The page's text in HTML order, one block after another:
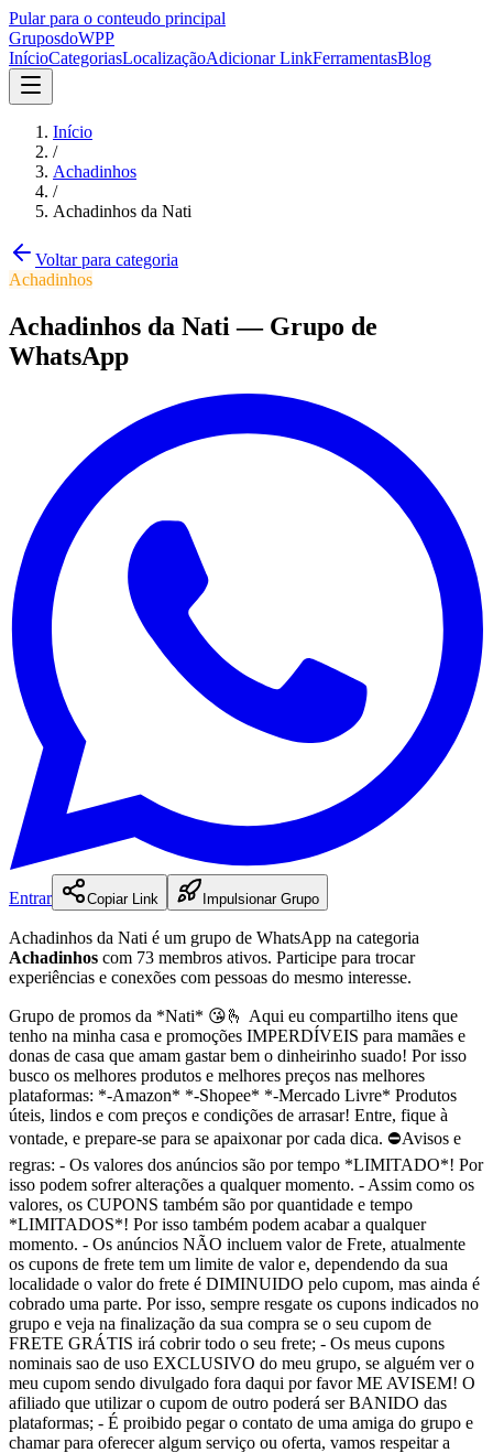
Pular para o conteudo principal
GruposdoWPP
InícioCategoriasLocalizaçãoAdicionar LinkFerramentasBlog
Início
/
Achadinhos
/
Achadinhos da Nati
Voltar para categoria
Achadinhos
Achadinhos da Nati — Grupo de
WhatsApp
Entrar Copiar Link Impulsionar Grupo
Achadinhos da Nati é um grupo de WhatsApp na categoria
Achadinhos com 73 membros ativos. Participe para trocar
experiências e conexões com pessoas do mesmo interesse.
Grupo de promos da *Nati* 😘🫰 Aqui eu compartilho itens que
tenho na minha casa e promoções IMPERDÍVEIS para mamães e
donas de casa que amam gastar bem o dinheirinho suado! Por isso
busco os melhores produtos e melhores preços nas melhores
plataformas: *-Amazon* *-Shopee* *-Mercado Livre* Produtos
úteis, lindos e com preços e condições de arrasar! Entre, fique à
vontade, e prepare-se para se apaixonar por cada dica. ⛔Avisos e
regras: - Os valores dos anúncios são por tempo *LIMITADO*! Por
isso podem sofrer alterações a qualquer momento. - Assim como os
valores, os CUPONS também são por quantidade e tempo
*LIMITADOS*! Por isso também podem acabar a qualquer
momento. - Os anúncios NÃO incluem valor de Frete, atualmente
os cupons de frete tem um limite de valor e, dependendo da sua
localidade o valor do frete é DIMINUIDO pelo cupom, mas ainda é
cobrado uma parte. Por isso, sempre resgate os cupons indicados no
grupo e veja na finalização da sua compra se o seu cupom de
FRETE GRÁTIS irá cobrir todo o seu frete; - Os meus cupons
nominais sao de uso EXCLUSIVO do meu grupo, se alguém ver o
meu cupom sendo divulgado fora daqui por favor ME AVISEM! O
afiliado que utilizar o cupom de outro poderá ser BANIDO das
plataformas; - É proibido pegar o contato de uma amiga do grupo e
chamar para oferecer algum serviço ou oferta, vamos respeitar a